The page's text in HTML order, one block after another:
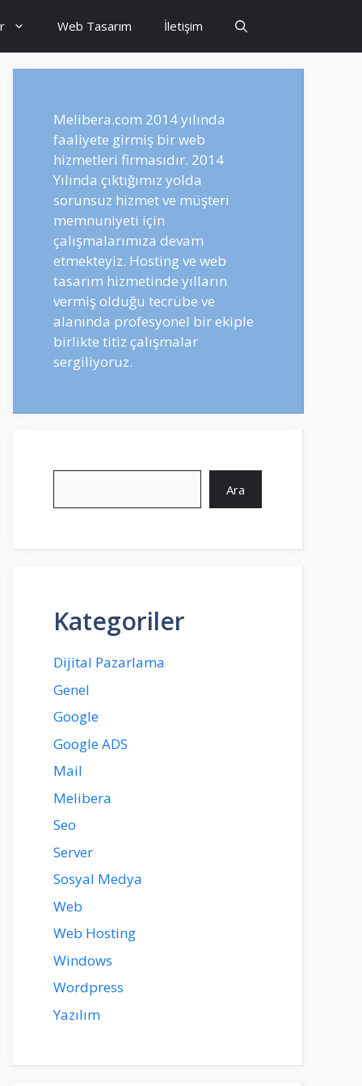
Web Tasarım İletişim
Melibera.com 2014 yılında
faaliyete girmiş bir web
hizmetleri firmasıdır. 2014
Yılında çıktığımız yolda
sorunsuz hizmet ve müşteri
memnuniyeti için
çalışmalarımıza devam
etmekteyiz. Hosting ve web
tasarım hizmetinde yılların
vermiş olduğu tecrübe ve
alanında profesyonel bir ekiple
birlikte titiz çalışmalar
sergiliyoruz.
Ara
Kategoriler
Dijital Pazarlama
Genel
Google
Google ADS
Mail
Melibera
Seo
Server
Sosyal Medya
Web
Web Hosting
Windows
Wordpress
Yazılım